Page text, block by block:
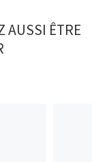
AUSSI ÊTRE